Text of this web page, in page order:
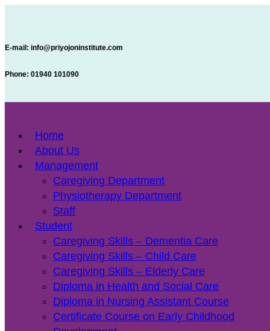
E-mail: info@priyojoninstitute.com
Phone: ‪01940 101090
Home
About Us
Management
Caregiving Department
Physiotherapy Department
Staff
Student
Caregiving Skills – Dementia Care
Caregiving Skills – Child Care
Caregiving Skills – Elderly Care
Diploma in Health and Social Care
Diploma in Nursing Assistant Course
Certificate Course on Early Childhood